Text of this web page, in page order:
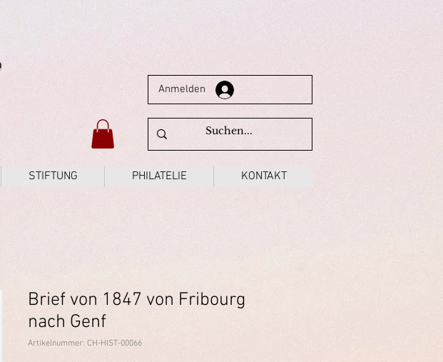
Anmelden
STIFTUNG PHILATELIE KONTAKT
Brief von 1847 von Fribourg
nach Genf
Artikelnummer: CH-HIST-00066